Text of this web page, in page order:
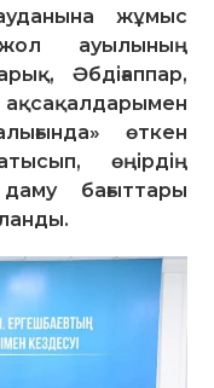
жұмыс
ауылының
Әбдіғаппар,
өткен
өңірдің
бағыттары